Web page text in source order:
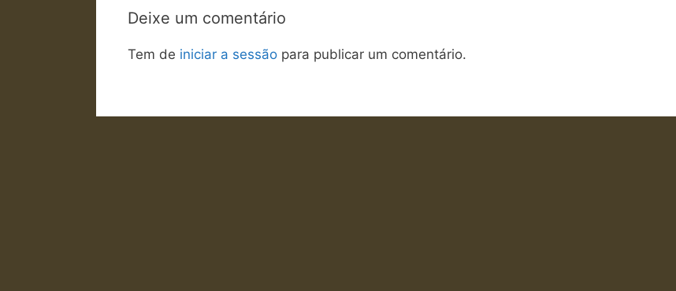
Deixe um comentário
Tem de iniciar a sessão para publicar um comentário.